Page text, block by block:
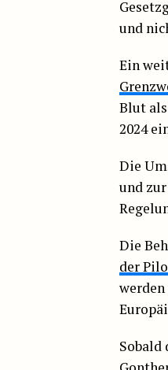
und
Ein
Blut
2024
Die
und
Die
der
Sobald